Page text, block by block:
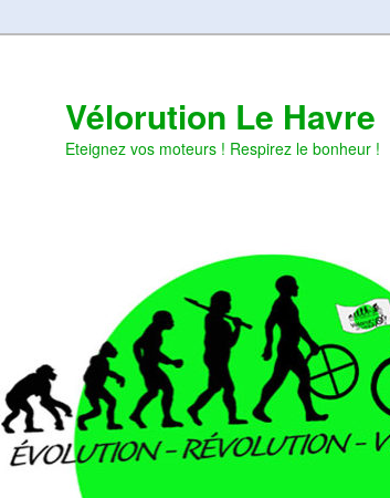
Vélorution Le Havre
Eteignez vos moteurs ! Respirez le bonheur !